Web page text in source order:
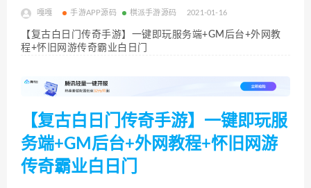
嘎嘎 手游APP源码 棋派手游源码 2021-01-16
【复古白日门传奇手游】一键即玩服务端+GM后台+外网教
程+怀旧网游传奇霸业白日门
【复古白日门传奇手游】一键即玩服
务端+GM后台+外网教程+怀旧网游
传奇霸业白日门